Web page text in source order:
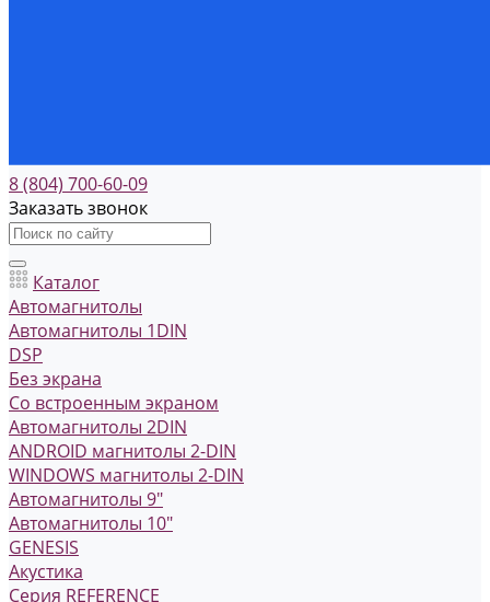
8 (804) 700-60-09
Заказать звонок
Каталог
Автомагнитолы
Автомагнитолы 1DIN
DSP
Без экрана
Со встроенным экраном
Автомагнитолы 2DIN
ANDROID магнитолы 2-DIN
WINDOWS магнитолы 2-DIN
Автомагнитолы 9"
Автомагнитолы 10"
GENESIS
Акустика
Серия REFERENCE